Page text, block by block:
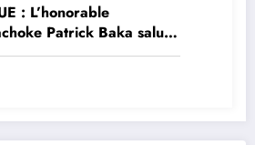
: L’honorable
Patrick Baka salue
l’arrêté interministériel